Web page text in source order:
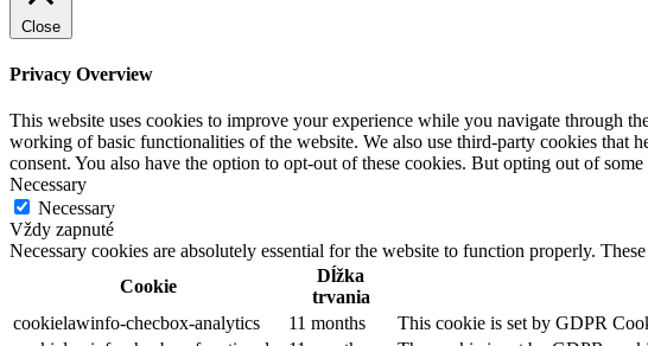
Close
Privacy Overview
This website uses cookies to improve your experience while you navigate through
working of basic functionalities of the website. We also use third-party cookies that
consent. You also have the option to opt-out of these cookies. But opting out of
Necessary
Necessary
Vždy zapnuté
Necessary cookies are absolutely essential for the website to function properly.
Cookie
Dĺžka
trvania
cookielawinfo-checbox-analytics
11 months
This cookie is set by GDPR